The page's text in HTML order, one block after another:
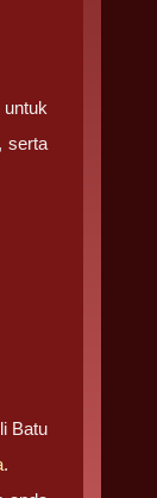
serta
Batu
.